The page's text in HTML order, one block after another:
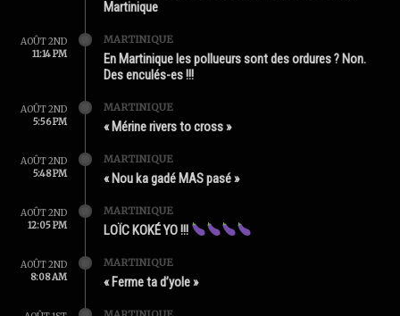
Martinique
AOÛT 2ND
11:14 PM
MARTINIQUE
En Martinique les pollueurs sont des ordures ? Non.
Des enculés-es !!!
AOÛT 2ND
5:56 PM
MARTINIQUE
« Mérine rivers to cross »
AOÛT 2ND
5:48 PM
MARTINIQUE
« Nou ka gadé MAS pasé »
AOÛT 2ND
12:05 PM
MARTINIQUE
LOÏC KOKÉ YO !!!
AOÛT 2ND
8:08 AM
MARTINIQUE
« Ferme ta d’yole »